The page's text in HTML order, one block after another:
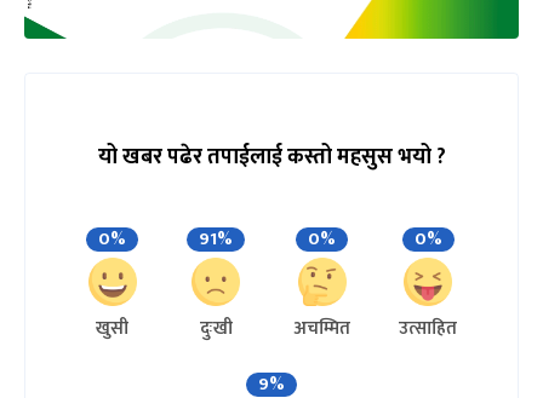
यो खबर पढेर तपाईलाई कस्तो महसुस भयो ?
0%
खुसी
91%
दुःखी
0%
अचम्मित
0%
उत्साहित
9%